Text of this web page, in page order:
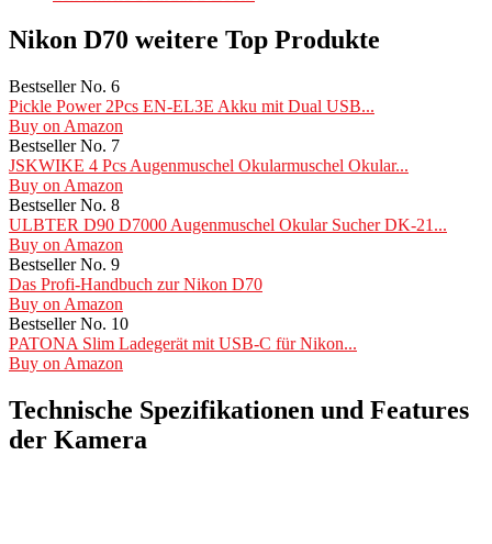
Nikon D70 weitere Top Produkte
Bestseller No. 6
Pickle Power 2Pcs EN-EL3E Akku mit Dual USB...
Buy on Amazon
Bestseller No. 7
JSKWIKE 4 Pcs Augenmuschel Okularmuschel Okular...
Buy on Amazon
Bestseller No. 8
ULBTER D90 D7000 Augenmuschel Okular Sucher DK-21...
Buy on Amazon
Bestseller No. 9
Das Profi-Handbuch zur Nikon D70
Buy on Amazon
Bestseller No. 10
PATONA Slim Ladegerät mit USB-C für Nikon...
Buy on Amazon
Technische Spezifikationen und Features
der Kamera